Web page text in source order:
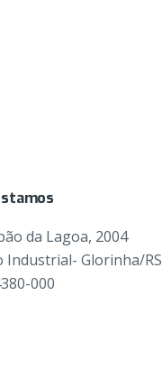
da Lagoa, 2004
Industrial- Glorinha/RS
000